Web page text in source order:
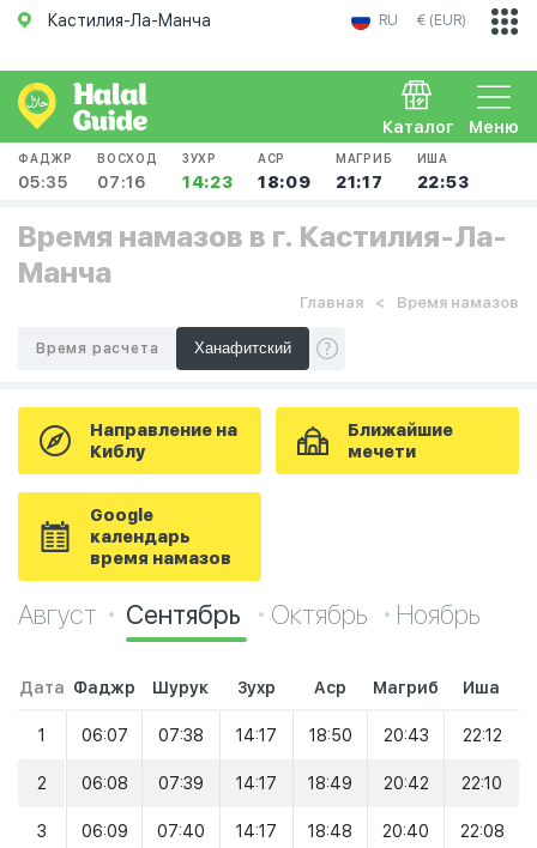
Кастилия-Ла-Манча RU € (EUR)
Меню
Каталог
ФАДЖР
05:35
ВОСХОД
07:16
ЗУХР
14:23
АСР
18:09
МАГРИБ
21:17
ИША
22:53
Время намазов в г. Кастилия-Ла-
Манча
Главная Время намазов
Время расчета
Направление на
Киблу
Ближайшие
мечети
Google
календарь
время намазов
Август Сентябрь Октябрь Ноябрь
Дата Фаджр Шурук Зухр Аср Магриб Иша
1 06:07 07:38 14:17 18:50 20:43 22:12
2 06:08 07:39 14:17 18:49 20:42 22:10
3 06:09 07:40 14:17 18:48 20:40 22:08